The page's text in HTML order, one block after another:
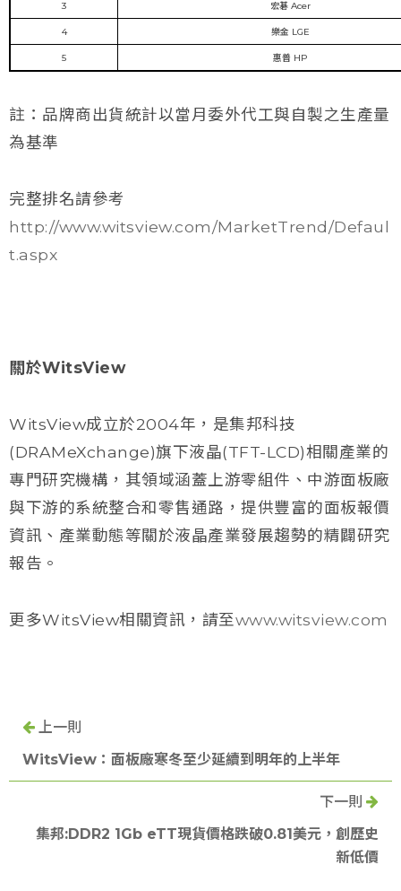
3 宏碁 Acer
4 樂金 LGE
5 惠普 HP
註：品牌商出貨統計以當月委外代工與自製之生產量
為基準
完整排名請參考
http://www.witsview.com/MarketTrend/Defaul
t.aspx
關於WitsView
WitsView成立於2004年，是集邦科技
(DRAMeXchange)旗下液晶(TFT-LCD)相關產業的
專門研究機構，其領域涵蓋上游零組件、中游面板廠
與下游的系統整合和零售通路，提供豐富的面板報價
資訊、產業動態等關於液晶產業發展趨勢的精闢研究
報告。
更多WitsView相關資訊，請至www.witsview.com
上一則
WitsView：面板廠寒冬至少延續到明年的上半年
下一則
集邦:DDR2 1Gb eTT現貨價格跌破0.81美元，創歷史
新低價